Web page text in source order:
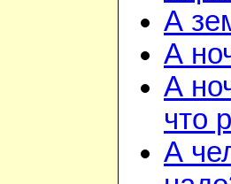
А
А
А
что
А